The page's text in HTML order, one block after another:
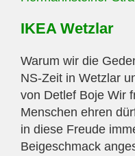
IKEA Wetzlar
Warum wir die
NS-Zeit in Wetzlar
von Detlef Boje Wir
Menschen ehren
in diese Freude
Beigeschmack